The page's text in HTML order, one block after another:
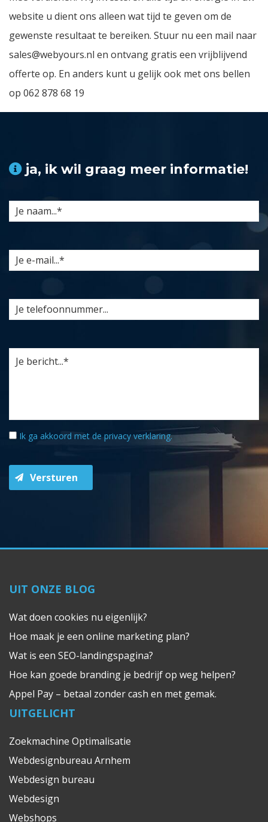
website u dient ons alleen wat tijd te geven om de
gewenste resultaat te bereiken. Stuur nu een mail naar
sales@webyours.nl en ontvang gratis een vrijblijvend
offerte op. En anders kunt u gelijk ook met ons bellen
op 062 878 68 19
ja, ik wil graag meer informatie!
Ik ga akkoord met de privacy verklaring.
Versturen
UIT ONZE BLOG
Wat doen cookies nu eigenlijk?
Hoe maak je een online marketing plan?
Wat is een SEO-landingspagina?
Hoe kan goede branding je bedrijf op weg helpen?
Appel Pay – betaal zonder cash en met gemak.
UITGELICHT
Zoekmachine Optimalisatie
Webdesignbureau Arnhem
Webdesign bureau
Webdesign
Webshops